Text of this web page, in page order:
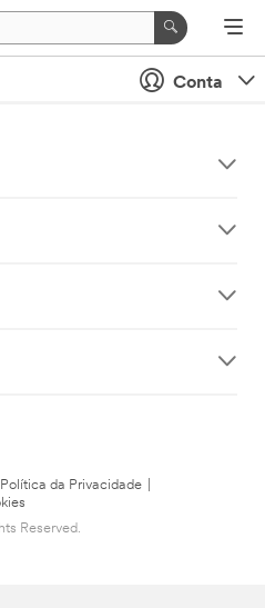
Conta
Política da Privacidade
Reserved.